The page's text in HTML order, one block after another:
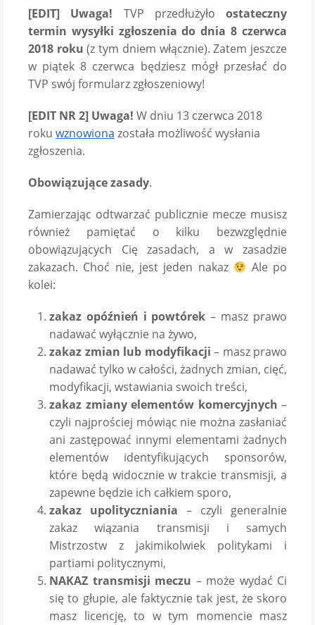
[EDIT] Uwaga! TVP przedłużyło ostateczny
termin wysyłki zgłoszenia do dnia 8 czerwca
2018 roku (z tym dniem włącznie). Zatem jeszcze
w piątek 8 czerwca będziesz mógł przesłać do
TVP swój formularz zgłoszeniowy!
[EDIT NR 2] Uwaga! W dniu 13 czerwca 2018
roku wznowiona została możliwość wysłania
zgłoszenia.
Obowiązujące zasady.
Zamierzając odtwarzać publicznie mecze musisz
również pamiętać o kilku bezwzględnie
obowiązujących Cię zasadach, a w zasadzie
zakazach. Choć nie, jest jeden nakaz
Ale po
kolei:
zakaz opóźnień i powtórek – masz prawo
nadawać wyłącznie na żywo,
zakaz zmian lub modyfikacji – masz prawo
nadawać tylko w całości, żadnych zmian, cięć,
modyfikacji, wstawiania swoich treści,
zakaz zmiany elementów komercyjnych –
czyli najprościej mówiąc nie można zasłaniać
ani zastępować innymi elementami żadnych
elementów identyfikujących sponsorów,
które będą widocznie w trakcie transmisji, a
zapewne będzie ich całkiem sporo,
zakaz upolityczniania – czyli generalnie
zakaz wiązania transmisji i samych
Mistrzostw z jakimikolwiek politykami i
partiami politycznymi,
NAKAZ transmisji meczu – może wydać Ci
się to głupie, ale faktycznie tak jest, że skoro
masz licencję, to w tym momencie masz